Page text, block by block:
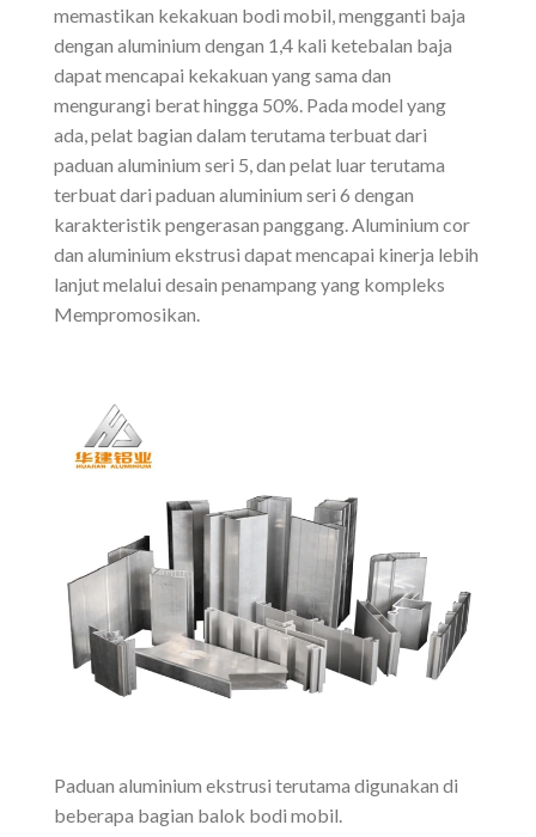
memastikan kekakuan bodi mobil, mengganti baja
dengan aluminium dengan 1,4 kali ketebalan baja
dapat mencapai kekakuan yang sama dan
mengurangi berat hingga 50%. Pada model yang
ada, pelat bagian dalam terutama terbuat dari
paduan aluminium seri 5, dan pelat luar terutama
terbuat dari paduan aluminium seri 6 dengan
karakteristik pengerasan panggang. Aluminium cor
dan aluminium ekstrusi dapat mencapai kinerja lebih
lanjut melalui desain penampang yang kompleks
Mempromosikan.
Paduan aluminium ekstrusi terutama digunakan di
beberapa bagian balok bodi mobil.